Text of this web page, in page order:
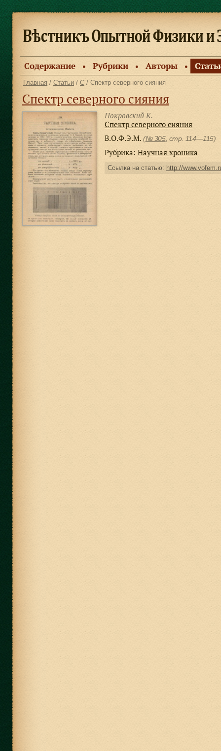
Содержание ● Рубрики ● Авторы ●
Главная / Статьи / С / Спектр северного сияния
Спектр северного сияния
Покровский К.
Спектр северного сияния
В.О.Ф.Э.М. (№ 305, стр. 114—115)
Рубрика: Научная хроника
Ссылка на статью: http://